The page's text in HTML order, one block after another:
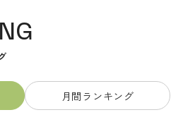
月間ランキング